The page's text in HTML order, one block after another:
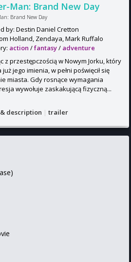
Man: Brand New Day
Brand New Day
by: Destin Daniel Cretton
Holland, Zendaya, Mark Ruffalo
action /fantasy/ adventure
z przestępczością w Nowym Jorku, który
jego imienia, w pełni poświęcił się
miasta. Gdy rosnące wymagania
wywołuje zaskakującą fizyczną...
description | trailer